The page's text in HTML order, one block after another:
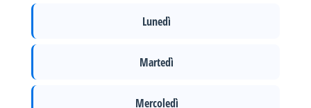
Lunedì
Martedì
Mercoledì